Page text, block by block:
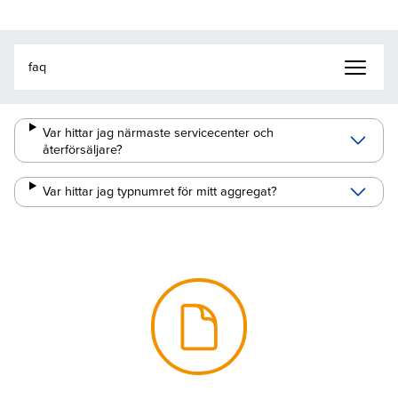
Var hittar jag närmaste servicecenter och
återförsäljare?
Var hittar jag typnumret för mitt aggregat?